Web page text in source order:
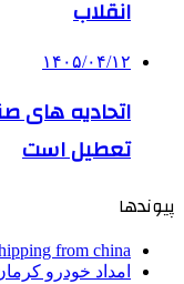
انقلاب
۱۴۰۵/۰۴/۱۲
تعطیل است
پیوندها
from china
امداد خودرو